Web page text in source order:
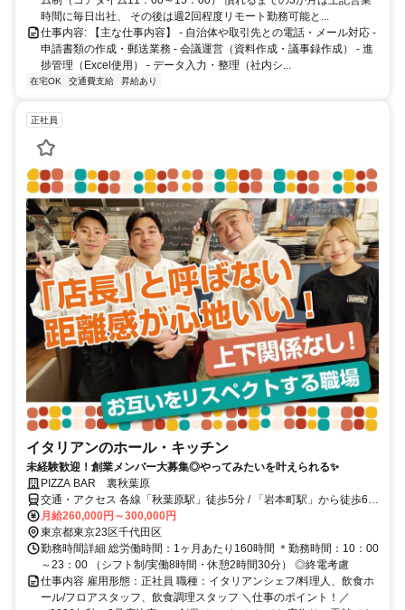
時間に毎日出社、 その後は週2回程度リモート勤務可能と...
仕事内容: 【主な仕事内容】 - 自治体や取引先との電話・メール対応 -
申請書類の作成・郵送業務 - 会議運営（資料作成・議事録作成） - 進
捗管理（Excel使用） - データ入力・整理（社内シ...
在宅OK 交通費支給 昇給あり
正社員
イタリアンのホール・キッチン
未経験歓迎！創業メンバー大募集◎やってみたいを叶えられる✨
PIZZA BAR 裏秋葉原
交通・アクセス 各線「秋葉原駅」徒歩5分 / 「岩本町駅」から徒歩6
分！他「御茶ノ水駅」「末広町駅」「神田駅」「上野駅」からもアク
セス良好！
月給260,000円～300,000円
東京都東京23区千代田区
勤務時間詳細 総労働時間：1ヶ月あたり160時間 ＊勤務時間：10：00
～23：00 （シフト制/実働8時間・休憩2時間30分） ◎終電考慮
仕事内容 雇用形態：正社員 職種：イタリアンシェフ/料理人、飲食ホ
ール/フロアスタッフ、飲食調理スタッフ ＼仕事のポイント！／